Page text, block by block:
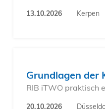
13.10.2026 Kerpen
Grundlagen der
RIB iTWO praktisch
20.10.2026